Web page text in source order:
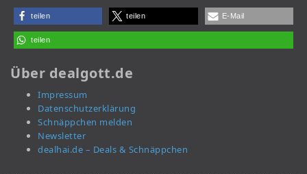
teilen teilen E-Mail
teilen
Über dealgott.de
Impressum
Datenschutzerklärung
Schnäppchen melden
Newsletter
dealhai.de – Deals & Schnäppchen